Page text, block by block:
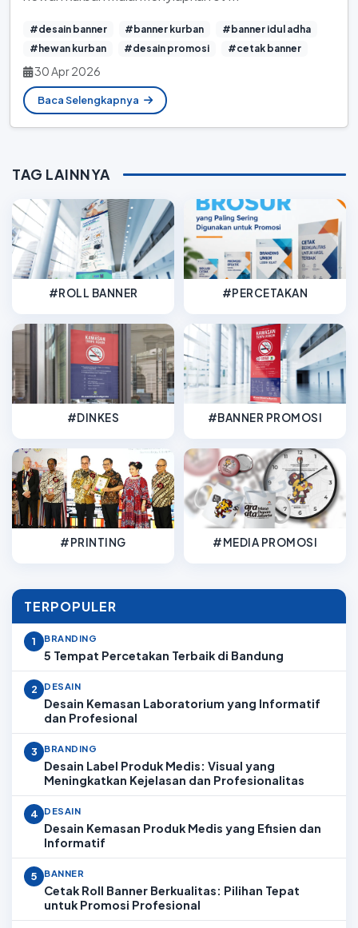
#desain banner #banner kurban
#banner idul adha
#hewan kurban
#desain promosi #cetak banner
30 Apr 2026
Baca Selengkapnya
TAG LAINNYA
#ROLL BANNER #PERCETAKAN
#DINKES #BANNER PROMOSI
#PRINTING #MEDIA PROMOSI
TERPOPULER
1 BRANDING
5 Tempat Percetakan Terbaik di Bandung
2 DESAIN
Desain Kemasan Laboratorium yang Informatif
dan Profesional
3 BRANDING
Desain Label Produk Medis: Visual yang
Meningkatkan Kejelasan dan Profesionalitas
4 DESAIN
Desain Kemasan Produk Medis yang Efisien dan
Informatif
5 BANNER
Cetak Roll Banner Berkualitas: Pilihan Tepat
untuk Promosi Profesional